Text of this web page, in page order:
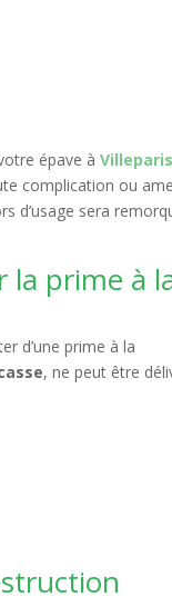
épave à
complication ou
d’usage sera
la prime à
d’une prime à la
, ne peut être